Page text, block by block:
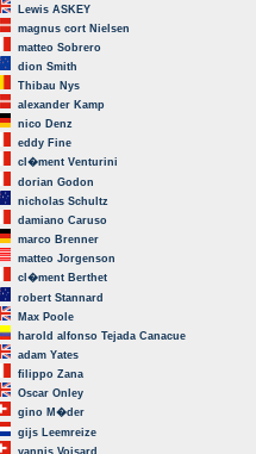
Lewis ASKEY
magnus cort Nielsen
matteo Sobrero
dion Smith
Thibau Nys
alexander Kamp
nico Denz
eddy Fine
cl�ment Venturini
dorian Godon
nicholas Schultz
damiano Caruso
marco Brenner
matteo Jorgenson
cl�ment Berthet
robert Stannard
Max Poole
harold alfonso Tejada Canacue
adam Yates
filippo Zana
Oscar Onley
gino M�der
gijs Leemreize